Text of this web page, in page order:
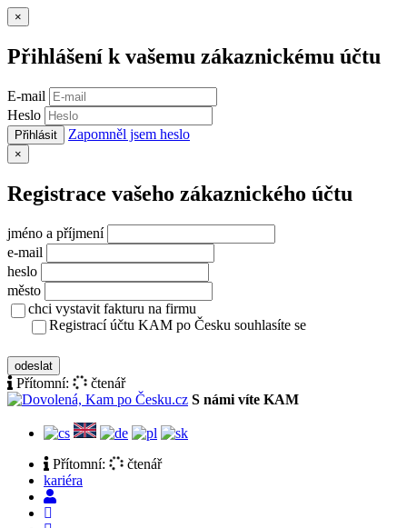
×
Přihlášení k vašemu zákaznickému účtu
E-mail
Heslo
Přihlásit Zapomněl jsem heslo
×
Registrace vašeho zákaznického účtu
jméno a příjmení
e-mail
heslo
město
chci vystavit fakturu na firmu
Registrací účtu KAM po Česku souhlasíte se
odeslat
Přítomní:
čtenář
S námi víte KAM
Přítomní:
čtenář
kariéra